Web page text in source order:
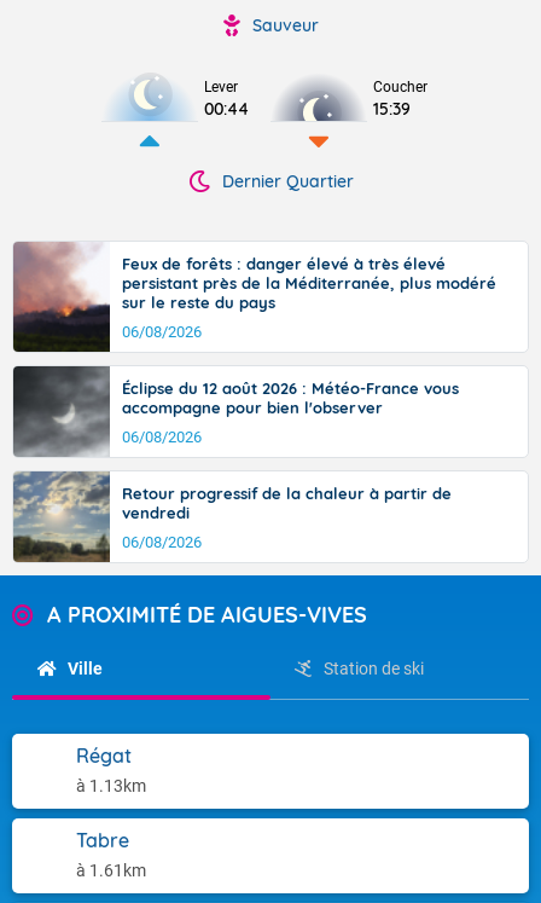
Sauveur
Lever
00:44
Coucher
15:39
Dernier Quartier
Feux de forêts : danger élevé à très élevé
persistant près de la Méditerranée, plus modéré
sur le reste du pays
06/08/2026
Éclipse du 12 août 2026 : Météo-France vous
accompagne pour bien l'observer
06/08/2026
Retour progressif de la chaleur à partir de
vendredi
06/08/2026
A PROXIMITÉ DE AIGUES-VIVES
Ville Station de ski
Régat
à 1.13km
Tabre
à 1.61km